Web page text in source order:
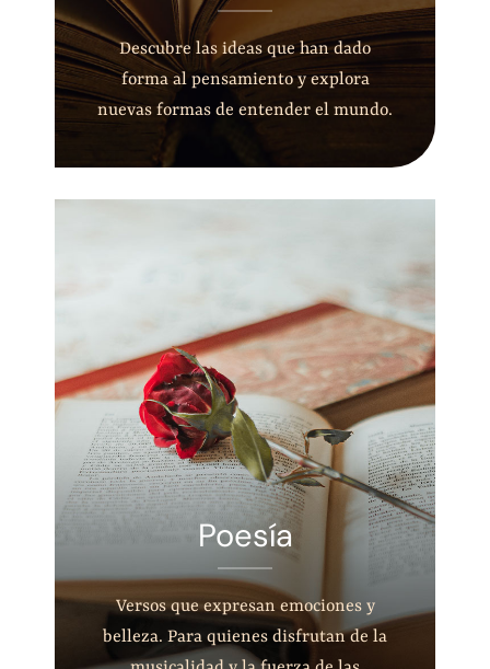
Descubre las ideas que han dado
forma al pensamiento y explora
nuevas formas de entender el mundo.
Poesía
Versos que expresan emociones y
belleza. Para quienes disfrutan de la